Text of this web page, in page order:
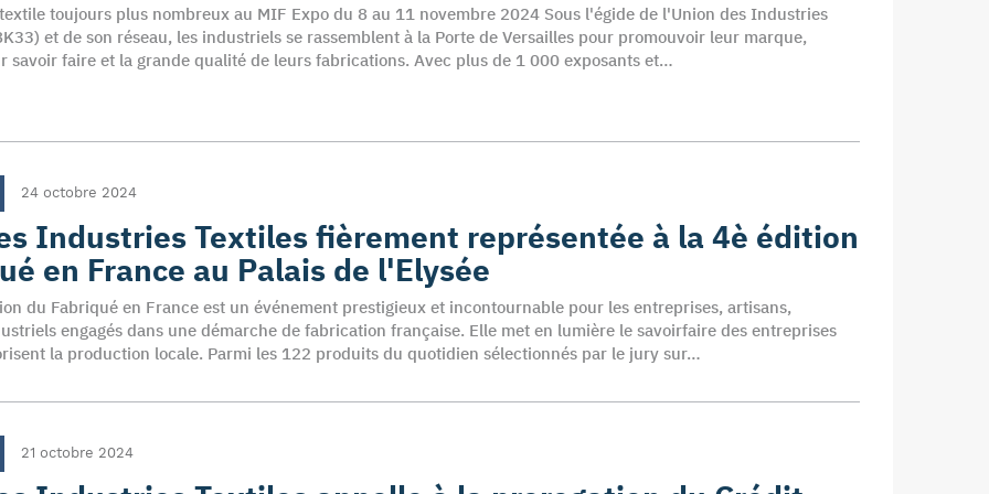
toujours plus nombreux au MIF Expo du 8 au 11 novembre 2024 Sous l'égide de l'Union des Industries
et de son réseau, les industriels se rassemblent à la Porte de Versailles pour promouvoir leur marque,
savoir faire et la grande qualité de leurs fabrications. Avec plus de 1 000 exposants et…
24 octobre 2024
Industries Textiles fièrement représentée à la 4è édition
en France au Palais de l'Elysée
du Fabriqué en France est un événement prestigieux et incontournable pour les entreprises, artisans,
engagés dans une démarche de fabrication française. Elle met en lumière le savoirfaire des entreprises
la production locale. Parmi les 122 produits du quotidien sélectionnés par le jury sur…
21 octobre 2024